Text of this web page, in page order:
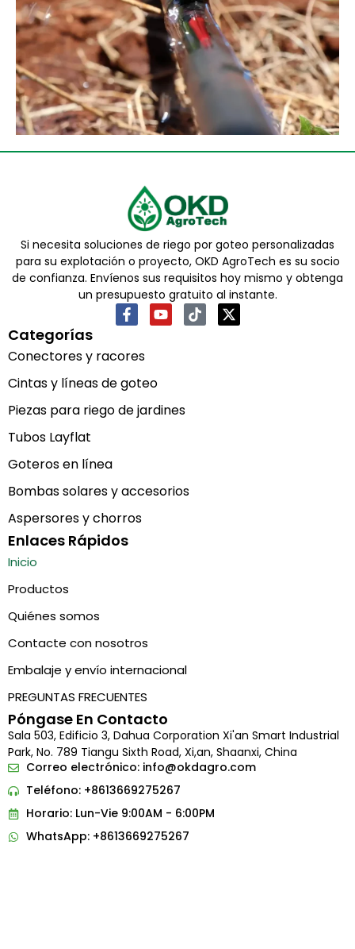
Si necesita soluciones de riego por goteo personalizadas
para su explotación o proyecto, OKD AgroTech es su socio
de confianza. Envíenos sus requisitos hoy mismo y obtenga
un presupuesto gratuito al instante.
Categorías
Conectores y racores
Cintas y líneas de goteo
Piezas para riego de jardines
Tubos Layflat
Goteros en línea
Bombas solares y accesorios
Aspersores y chorros
Enlaces Rápidos
Inicio
Productos
Quiénes somos
Contacte con nosotros
Embalaje y envío internacional
PREGUNTAS FRECUENTES
Póngase En Contacto
Sala 503, Edificio 3, Dahua Corporation Xi'an Smart Industrial
Park, No. 789 Tiangu Sixth Road, Xi,an, Shaanxi, China
Correo electrónico: info@okdagro.com
Teléfono: +8613669275267
Horario: Lun-Vie 9:00AM - 6:00PM
WhatsApp: +8613669275267
Portuguese
Indonesian